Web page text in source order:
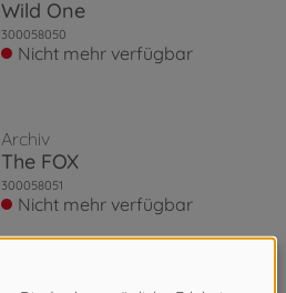
Wild One
300058050
Nicht mehr verfügbar
Archiv
The FOX
300058051
Nicht mehr verfügbar